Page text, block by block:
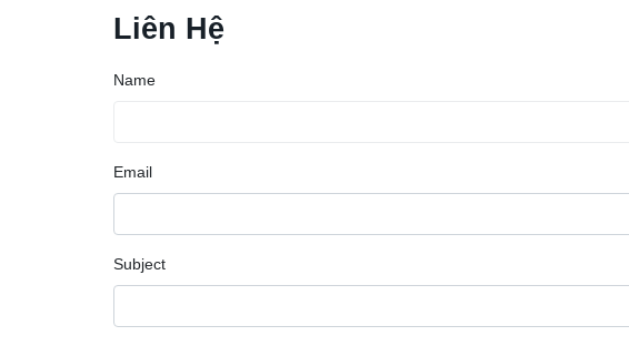
Liên Hệ
Name
Email
Subject